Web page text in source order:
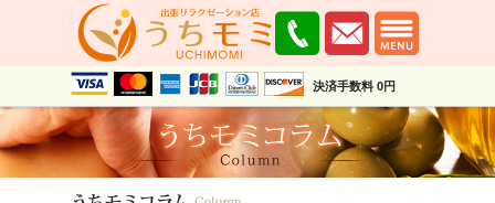
決済手数料 0円